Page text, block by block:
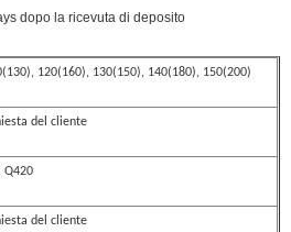
dopo la ricevuta di deposito
120(160), 130(150), 140(180), 150(200)
del cliente
Q420
del cliente